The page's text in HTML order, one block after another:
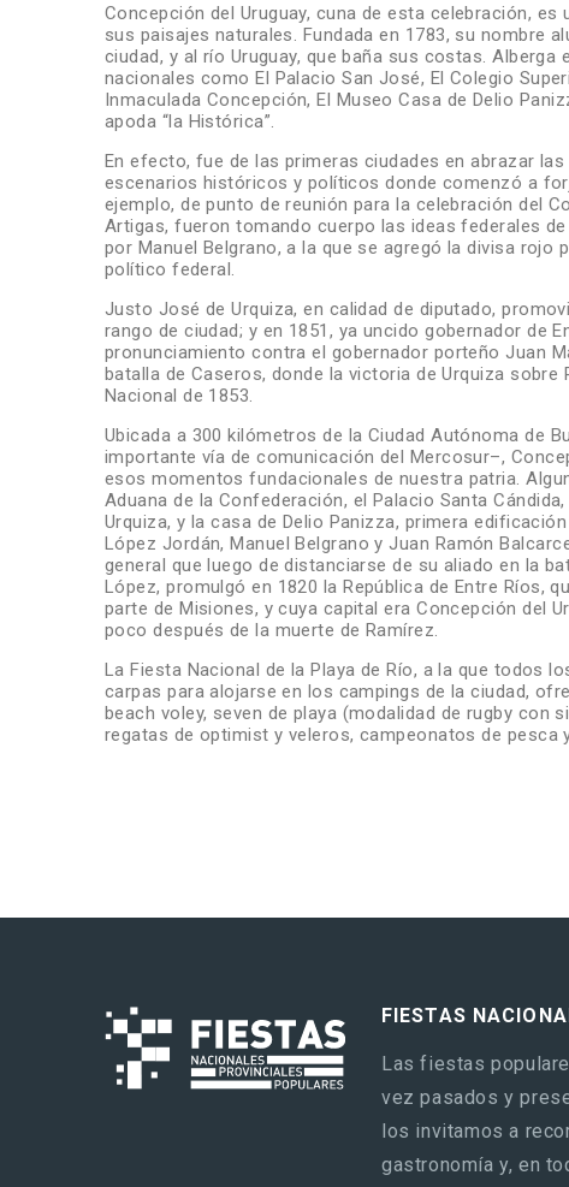
Concepción del Uruguay, cuna de esta celebración,
sus paisajes naturales. Fundada en 1783, su nombre
ciudad, y al río Uruguay, que baña sus costas.
nacionales como El Palacio San José, El Colegio
Inmaculada Concepción, El Museo Casa de Delio
apoda “la Histórica”.
En efecto, fue de las primeras ciudades en abrazar
escenarios históricos y políticos donde comenzó a
ejemplo, de punto de reunión para la celebración del
Artigas, fueron tomando cuerpo las ideas federales
por Manuel Belgrano, a la que se agregó la divisa
político federal.
Justo José de Urquiza, en calidad de diputado,
rango de ciudad; y en 1851, ya uncido gobernador de
pronunciamiento contra el gobernador porteño Juan
batalla de Caseros, donde la victoria de Urquiza
Nacional de 1853.
Ubicada a 300 kilómetros de la Ciudad Autónoma de
importante vía de comunicación del Mercosur–,
esos momentos fundacionales de nuestra patria.
Aduana de la Confederación, el Palacio Santa
Urquiza, y la casa de Delio Panizza, primera
López Jordán, Manuel Belgrano y Juan Ramón
general que luego de distanciarse de su aliado en la
López, promulgó en 1820 la República de Entre Ríos,
parte de Misiones, y cuya capital era Concepción del
poco después de la muerte de Ramírez.
La Fiesta Nacional de la Playa de Río, a la que todos
carpas para alojarse en los campings de la ciudad,
beach voley, seven de playa (modalidad de rugby con
regatas de optimist y veleros, campeonatos de pesca
FIESTAS
Las fiestas
vez pasados y
los invitamos a
gastronomía y, en